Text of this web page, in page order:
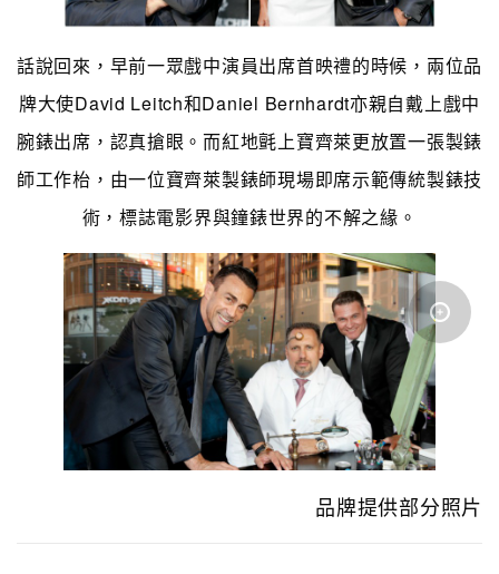
話說回來，早前一眾戲中演員出席首映禮的時候，兩位品
牌大使David Leitch和Daniel Bernhardt亦親自戴上戲中
腕錶出席，認真搶眼。而紅地氈上寶齊萊更放置一張製錶
師工作枱，由一位寶齊萊製錶師現場即席示範傳統製錶技
術，標誌電影界與鐘錶世界的不解之緣。
品牌提供部分照片